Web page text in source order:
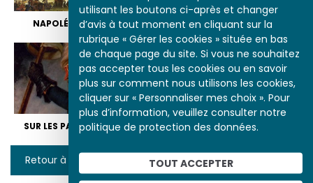
utilisant les boutons ci-après et changer
d’avis à tout moment en cliquant sur la
rubrique « Gérer les cookies » située en bas
de chaque page du site. Si vous ne souhaitez
pas accepter tous les cookies ou en savoir
plus sur comment nous utilisons les cookies,
cliquer sur « Personnaliser mes choix ». Pour
plus d’information, veuillez consulter notre
politique de protection des données.
TOUT ACCEPTER
NAPOLÉON ET L’ÉGLISE NAPOLÉON ET LES ARTS
SUR LES PAS DE NAPOLÉON
Retour à la liste